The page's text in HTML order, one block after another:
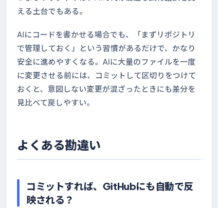
える土台でもある。
AIにコードを書かせる場合でも、「まずリポジトリ
で管理しておく」という習慣があるだけで、かなり
安全に進めやすくなる。AIに大量のファイルを一度
に変更させる前には、コミットして区切りをつけて
おくと、意図しない変更が混ざったときにも差分を
見比べて戻しやすい。
よくある勘違い
コミットすれば、GitHubにも自動で反
映される？